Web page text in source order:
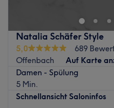
Natalia Schäfer Style
5,0
689
Offenbach
Auf Karte
Damen - Spülung
5 Min.
Schnellansicht Saloninfos